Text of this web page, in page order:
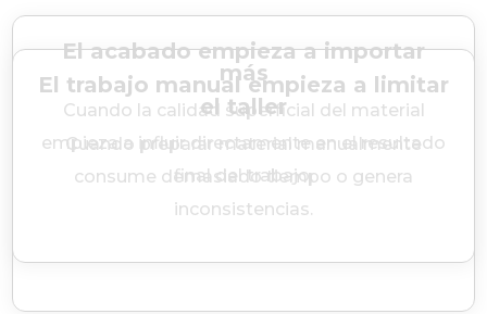
El acabado empieza a importar
más
Cuando la calidad superficial del material
empieza a influir directamente en el resultado
final del trabajo.
El trabajo manual empieza a limitar
el taller
Cuando preparar material manualmente
consume demasiado tiempo o genera
inconsistencias.